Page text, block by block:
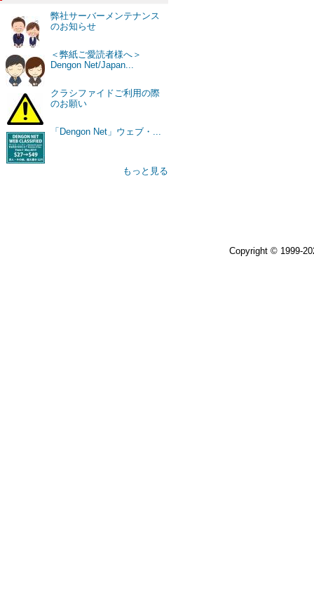
弊社サーバーメンテナンス
のお知らせ
＜弊紙ご愛読者様へ＞
Dengon Net/Japan...
クラシファイドご利用の際
のお願い
「Dengon Net」ウェブ・...
もっと見る
Copyright © 1999-